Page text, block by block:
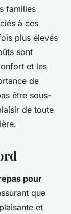
familles
à ces
plus élevés
sont
et les
de
être sous-
de toute
pour
que
et